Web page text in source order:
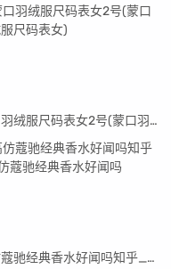
蒙口羽绒服尺码表女2号(蒙口羽绒服尺码表女)
高仿蔻驰经典香水好闻吗知乎_高仿蔻驰经典香水好闻吗